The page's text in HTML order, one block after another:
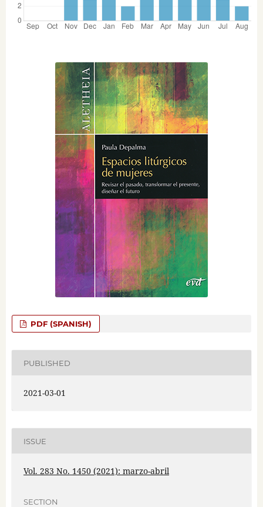
PDF (SPANISH)
PUBLISHED
2021-03-01
ISSUE
Vol. 283 No. 1450 (2021): marzo-abril
SECTION